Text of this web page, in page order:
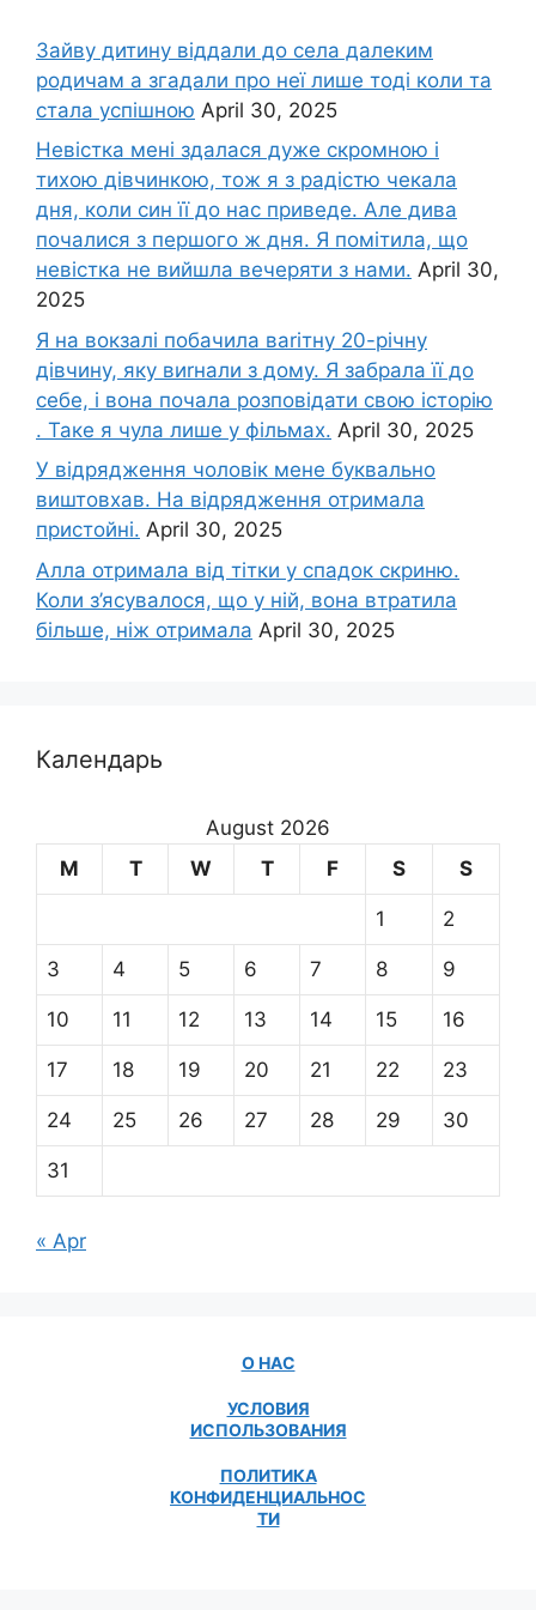
Зайву дитину віддали до села далеким
родичам а згадали про неї лише тоді коли та
стала успішною April 30, 2025
Невістка мені здалася дуже скромною і
тихою дівчинкою, тож я з радістю чекала
дня, коли син її до нас приведе. Але дива
почалися з першого ж дня. Я помітила, що
невістка не вийшла вечеряти з нами. April 30,
2025
Я на вокзалі побачила ваrітну 20-річну
дівчину, яку виrнали з дому. Я забрала її до
себе, і вона почала розповідати свою історію
. Таке я чула лише у фільмах. April 30, 2025
У відрядження чоловік мене буквально
виштовхав. На відрядження отримала
пристойні. April 30, 2025
Алла отримала від тітки у спадок скриню.
Коли з’ясувалося, що у ній, вона втратила
більше, ніж отримала April 30, 2025
Календарь
August 2026
M
T W T F S S
1 2
3 4 5 6 7 8 9
10 11 12 13 14 15 16
17 18 19 20 21 22 23
24 25 26 27 28 29 30
31
« Apr
О НАС
УСЛОВИЯ
ИСПОЛЬЗОВАНИЯ
ПОЛИТИКА
КОНФИДЕНЦИАЛЬНОС
ТИ